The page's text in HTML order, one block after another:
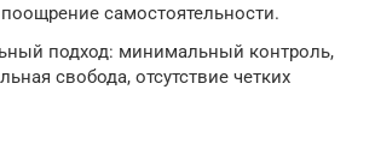
поощрение самостоятельности.
подход: минимальный контроль,
свобода, отсутствие четких